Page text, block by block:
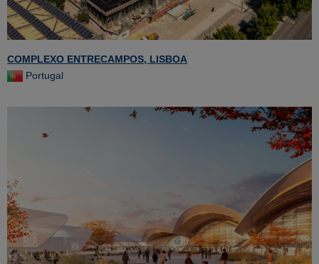
COMPLEXO ENTRECAMPOS, LISBOA
Portugal